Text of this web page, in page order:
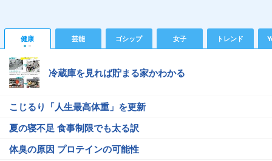
健康 芸能 ゴシップ 女子 トレンド
冷蔵庫を見れば貯まる家かわかる
こじるり「人生最高体重」を更新
夏の寝不足 食事制限でも太る訳
体臭の原因 プロテインの可能性